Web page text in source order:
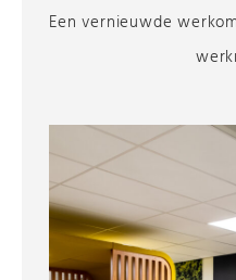
Een vernieuwde